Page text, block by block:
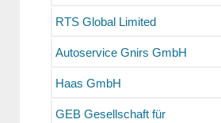
RTS Global Limited
Autoservice Gnirs GmbH
Haas GmbH
GEB Gesellschaft für